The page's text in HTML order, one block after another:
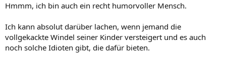
Hmmm, ich bin auch ein recht humorvoller Mensch.
Ich kann absolut darüber lachen, wenn jemand die
vollgekackte Windel seiner Kinder versteigert und es auch
noch solche Idioten gibt, die dafür bieten.